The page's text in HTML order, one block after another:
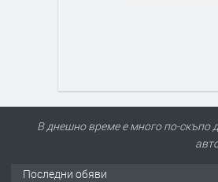
В днешно време е много по-скъпо
Последни обяви